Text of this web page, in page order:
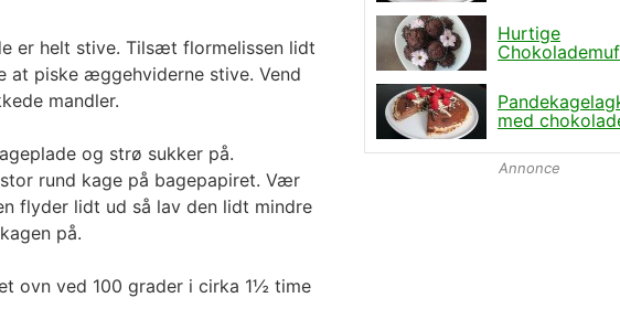
er helt stive. Tilsæt flormelissen lidt
at piske æggehviderne stive. Vend
mandler.
og strø sukker på.
rund kage på bagepapiret. Vær
flyder lidt ud så lav den lidt mindre
på.
ovn ved 100 grader i cirka 1½ time
Hurtige
med
Annonce